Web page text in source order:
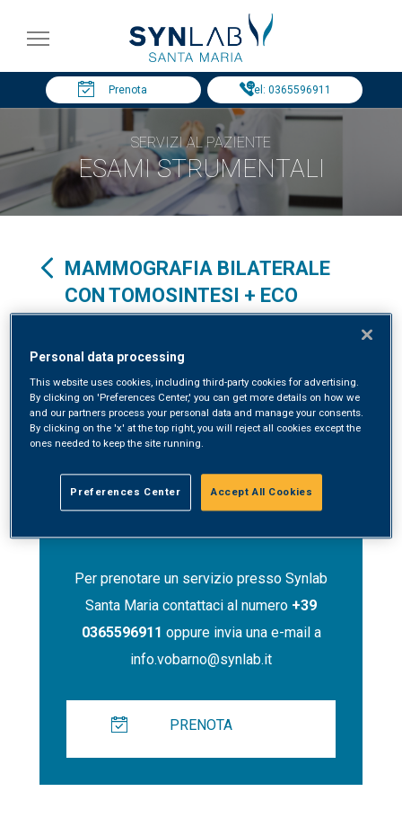
Prenota Tel: 0365596911
SERVIZI AL PAZIENTE
ESAMI STRUMENTALI
MAMMOGRAFIA BILATERALE
CON TOMOSINTESI + ECO
MAMMELLA + VISITA
SENOLOGICA
Specialità clinica in:RADIOLOGIA
Per prenotare un servizio presso Synlab
Santa Maria contattaci al numero +39
0365596911 oppure invia una e-mail a
info.vobarno@synlab.it
PRENOTA
Personal data processing
This website uses cookies, including third-party cookies for advertising.
By clicking on 'Preferences Center,' you can get more details on how we
and our partners process your personal data and manage your consents.
By clicking on the 'x' at the top right, you will reject all cookies except the
ones needed to keep the site running.
Preferences Center Accept All Cookies